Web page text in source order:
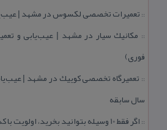
:: تعمیرات تخصصی لكسوس در مشهد |
:: مكانیك سیار در مشهد | عیب‌یابی و
فوری)
::
سال سابقه
:: اگر فقط 10 وسیله بتوانید بخرید، اولویت با كدام تجهیزات است؟